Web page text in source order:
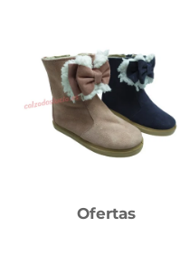
Ofertas